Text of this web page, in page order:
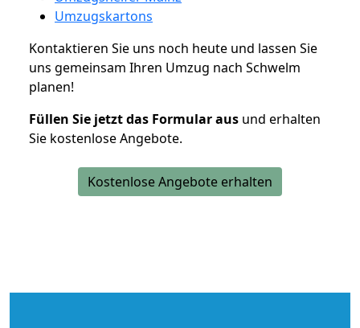
Umzugskartons
Kontaktieren Sie uns noch heute und lassen Sie
uns gemeinsam Ihren Umzug nach Schwelm
planen!
Füllen Sie jetzt das Formular aus und erhalten
Sie kostenlose Angebote.
Kostenlose Angebote erhalten